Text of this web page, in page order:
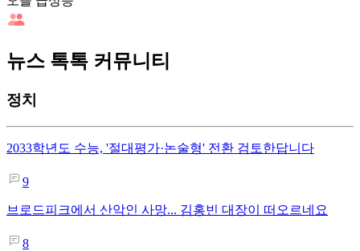
뉴스 톡톡 커뮤니티
정치
2033학년도 수능, '절대평가·논술형' 전환 검토한답니다
9
브로드피크에서 산악인 사망... 김홍빈 대장이 떠오르네요
8